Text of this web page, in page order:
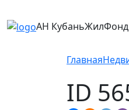
АН КубаньЖилФонд
Главная
ID